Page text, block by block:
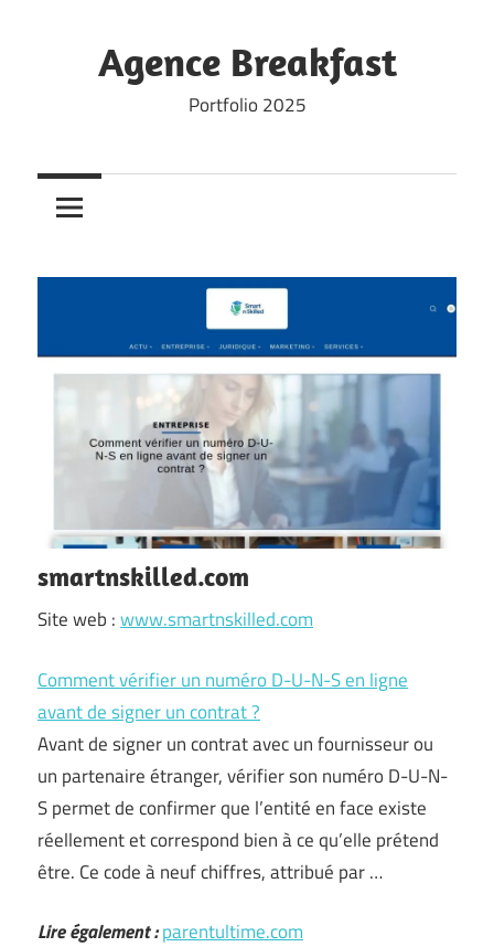
Agence Breakfast
Portfolio 2025
smartnskilled.com
Site web :www.smartnskilled.com
Comment vérifier un numéro D-U-N-S en ligne
avant de signer un contrat ?
Avant de signer un contrat avec un fournisseur ou
un partenaire étranger, vérifier son numéro D-U-N-
S permet de confirmer que l’entité en face existe
réellement et correspond bien à ce qu’elle prétend
être. Ce code à neuf chiffres, attribué par …
Lire également :parentultime.com